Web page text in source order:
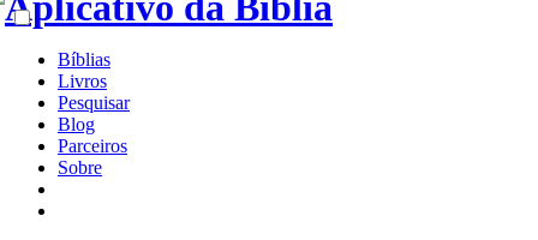
Bíblias
Livros
Pesquisar
Blog
Parceiros
Sobre